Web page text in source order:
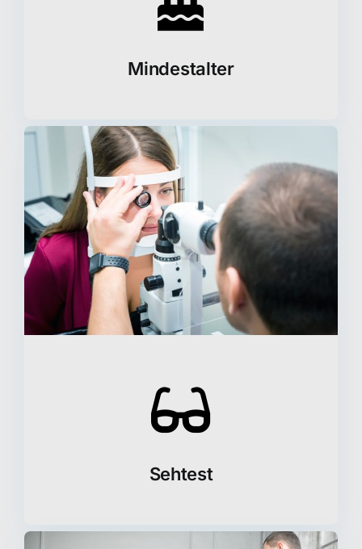
Mindestalter
Sehtest